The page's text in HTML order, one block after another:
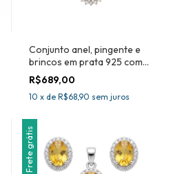
Conjunto anel, pingente e
brincos em prata 925 com
perídoto natural e zircônia
R$689,00
10 x de R$68,90 sem juros
Frete grátis